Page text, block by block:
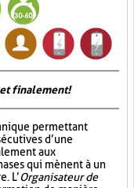
et finalement!
permettant
d’une
aux
qui mènent à un
L’Organisateur de